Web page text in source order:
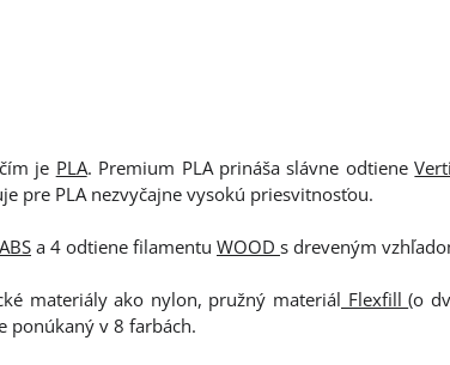
je PLA. Premium PLA prináša slávne odtiene
pre PLA nezvyčajne vysokú priesvitnosťou.
ABS a 4 odtiene filamentu WOOD s dreveným
materiály ako nylon, pružný materiál Flexfill(o
ponúkaný v 8 farbách.